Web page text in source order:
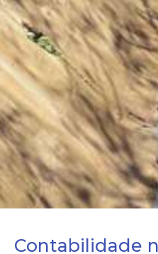
Contabilidade